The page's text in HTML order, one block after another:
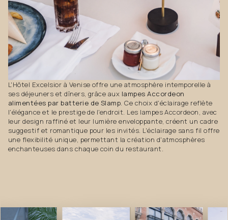
L'Hôtel Excelsior à Venise offre une atmosphère intemporelle à
ses déjeuners et dîners, grâce aux lampes Accordeon
alimentées par batterie de Slamp. Ce choix d'éclairage reflète
l'élégance et le prestige de l'endroit. Les lampes Accordeon, avec
leur design raffiné et leur lumière enveloppante, créent un cadre
suggestif et romantique pour les invités. L'éclairage sans fil offre
une flexibilité unique, permettant la création d'atmosphères
enchanteuses dans chaque coin du restaurant.